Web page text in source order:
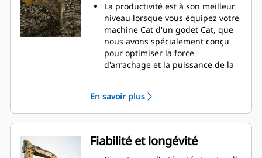
La productivité est à son meilleur
niveau lorsque vous équipez votre
machine Cat d'un godet Cat, que
nous avons spécialement conçu
pour optimiser la force
d'arrachage et la puissance de la
double améliore le flux des
matières dans le godet. Le
dégagement de talon accru
garantit que le fond du godet ne
frotte pas, ce qui réduit les coûts
En savoir plus
Fiabilité et longévité